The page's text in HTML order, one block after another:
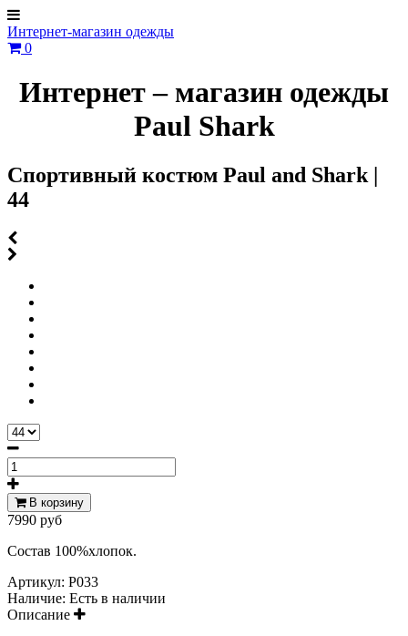
Интернет-магазин одежды
0
Интернет – магазин одежды
Paul Shark
Спортивный костюм Paul and Shark |
44
В корзину
7990 руб
Состав 100%хлопок.
Артикул: P033
Наличие: Есть в наличии
Описание